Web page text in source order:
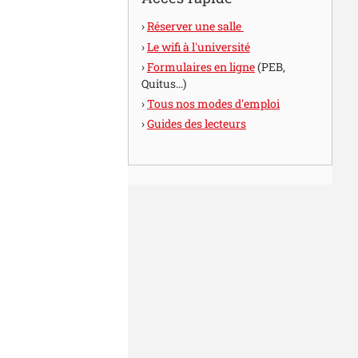
Réserver une salle
Le wifi à l'université
Formulaires en ligne(PEB,
Quitus...)
Tous nos modes d'emploi
Guides des lecteurs